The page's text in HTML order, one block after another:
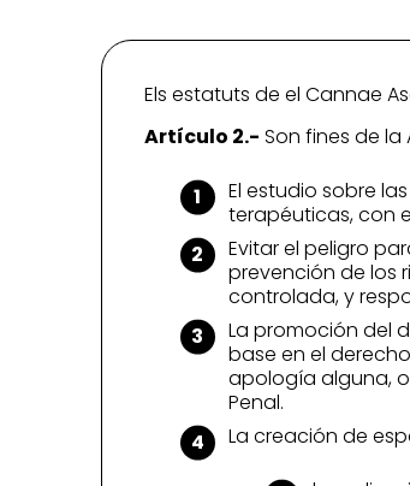
Els estatuts de el Cannae
Artículo 2.- Son fines de la
El estudio sobre
terapéuticas, con
Evitar el peligro
prevención de los
controlada, y
La promoción del
base en el
apología alguna,
Penal.
La creación de